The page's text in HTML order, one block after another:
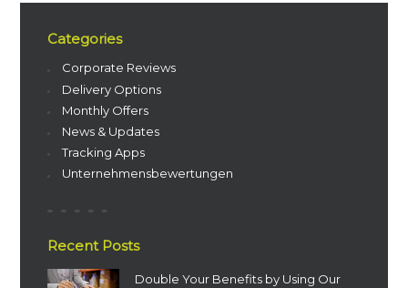
Categories
Corporate Reviews
Delivery Options
Monthly Offers
News & Updates
Tracking Apps
Unternehmensbewertungen
Recent Posts
Double Your Benefits by Using Our